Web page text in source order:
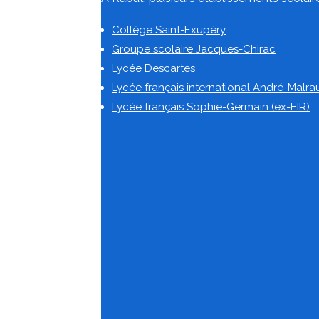
Collège Saint-Exupéry
Groupe scolaire Jacques-Chirac
Lycée Descartes
Lycée français international André-
Lycée français Sophie-Germain (ex-EIR)